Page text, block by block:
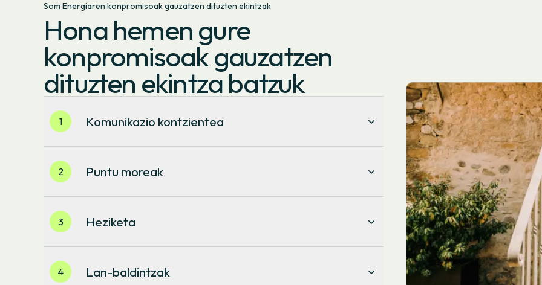
Som Energiaren konpromisoak gauzatzen dituzten ekintzak
Hona hemen gure
konpromisoak gauzatzen
dituzten ekintza batzuk
1 Komunikazio kontzientea
"Energian, emakumerik gabe ez"
2 Puntu moreak
moreek zero tolerantzia transmititzeko balio dute ere.
3 Heziketa
lidergoa eta gatazken konponketa.
4 Lan-baldintzak